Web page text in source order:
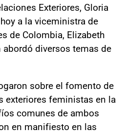
Exteriores, Gloria
a la viceministra de
de Colombia, Elizabeth
abordó diversos temas de
sobre el fomento de
exteriores feministas en la
comunes de ambos
en manifiesto en las